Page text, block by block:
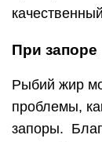
При запоре
Рыбий жир
проблемы,
запоры.